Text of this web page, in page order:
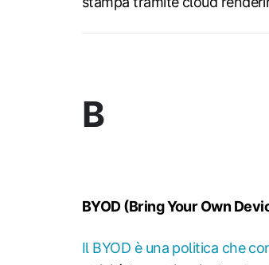
B
BYOD (Bring Your Own
Il BYOD è una politica che